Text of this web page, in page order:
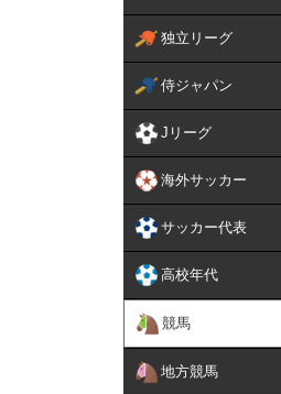
独立リーグ
侍ジャパン
Jリーグ
海外サッカー
サッカー代表
高校年代
競馬
地方競馬